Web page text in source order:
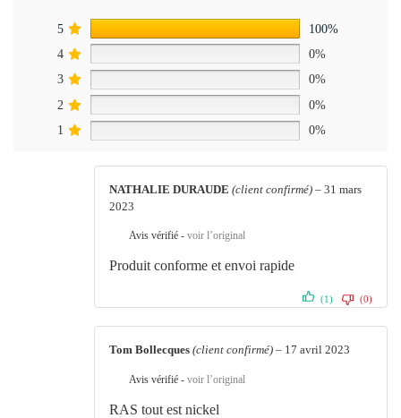
5
100%
4
0%
3
0%
2
0%
1
0%
NATHALIE DURAUDE (client confirmé) – 31 mars
2023
Avis vérifié - voir l’original
Produit conforme et envoi rapide
(1) (0)
Tom Bollecques (client confirmé) – 17 avril 2023
Avis vérifié - voir l’original
RAS tout est nickel